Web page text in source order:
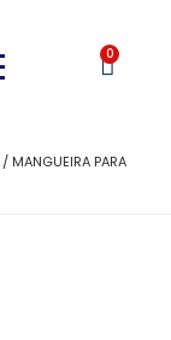
0
/ MANGUEIRA PARA